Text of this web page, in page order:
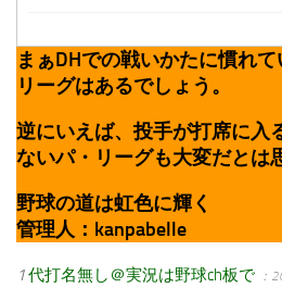
まぁDHでの戦いかたに慣れ
リーグはあるでしょう。
逆にいえば、投手が打席に入
ないパ・リーグも大変だとは
野球の道は虹色に輝く
管理人：kanpabelle
1代打名無し＠実況は野球ch板で ：